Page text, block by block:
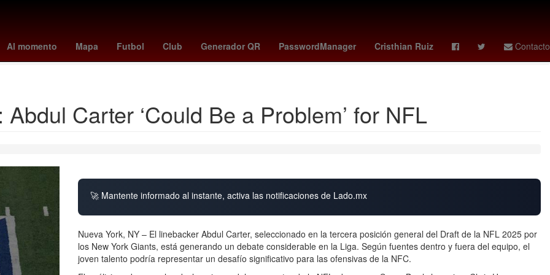
Al momento Mapa Futbol Club Generador QR PasswordManager Cristhian Ruiz Contacto
de usuarios de telefonía móvil clima celaya greenland cuándo es el día del padre Miércoles
Escuela
Nacional de la Vivienda para los Trabajadores
cuando juega mexico vs corea del sur
Carter ‘Could Be a Problem’ for NFL
🚀 Mantente informado al instante, activa las notificaciones de Lado.mx
Nueva York, NY – El linebacker Abdul Carter, seleccionado en la tercera posición general del Draft de la NFL 2025 por
los New York Giants, está generando un debate considerable en la Liga. Según fuentes dentro y fuera del equipo, el
joven talento podría representar un desafío significativo para las ofensivas de la NFC.